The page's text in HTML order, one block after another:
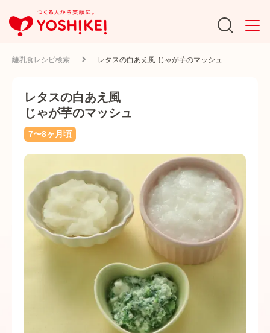
離乳食レシピ検索 レタスの白あえ風 じゃが芋のマッシュ
レタスの白あえ風
じゃが芋のマッシュ
7〜8ヶ月頃